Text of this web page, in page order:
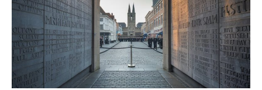
Tips
Bezienswaardigheden
2026